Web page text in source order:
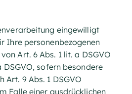
eingewilligt
Ihre personenbezogenen
Art. 6 Abs. 1 lit. a DSGVO
DSGVO, sofern besondere
Art. 9 Abs. 1 DSGVO
Falle einer ausdrücklichen